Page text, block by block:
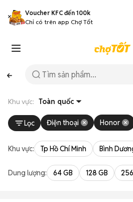
Voucher KFC đến 100k
Chỉ có trên app Chợ Tốt
Khu vực: Toàn quốc
Lọc Điện thoại Honor
Khu vực: Tp Hồ Chí Minh Bình
Dung lượng: 64 GB 128 GB